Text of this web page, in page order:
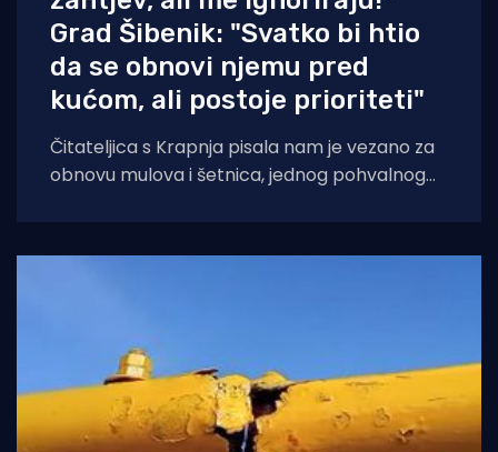
Grad Šibenik: "Svatko bi htio
da se obnovi njemu pred
kućom, ali postoje prioriteti"
Čitateljica s Krapnja pisala nam je vezano za
obnovu mulova i šetnica, jednog pohvalnog